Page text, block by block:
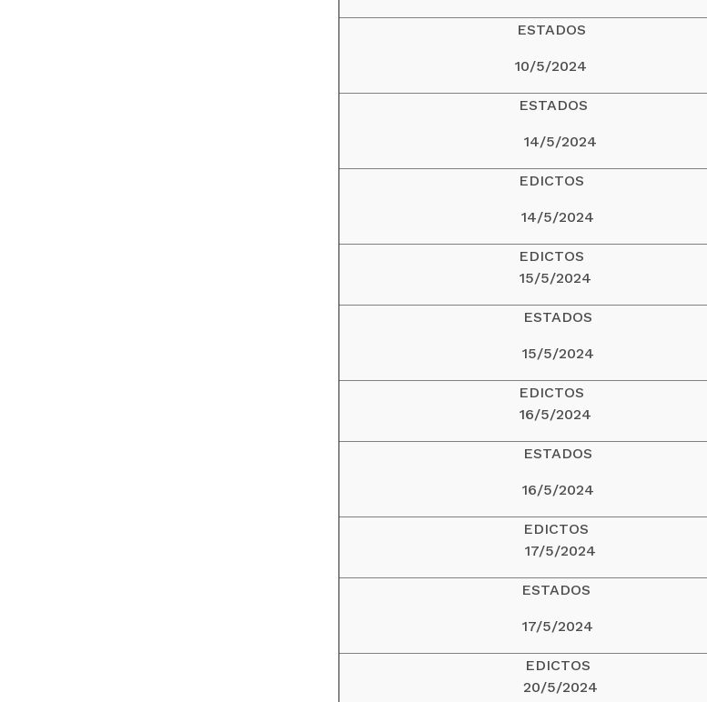
ESTADOS
10/5/2024
ESTADOS
14/5/2024
EDICTOS
14/5/2024
EDICTOS
15/5/2024
ESTADOS
15/5/2024
EDICTOS
16/5/2024
ESTADOS
16/5/2024
EDICTOS
17/5/2024
ESTADOS
17/5/2024
EDICTOS
20/5/2024